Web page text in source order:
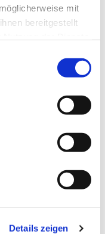
mit
bereitgestellt
Details zeigen